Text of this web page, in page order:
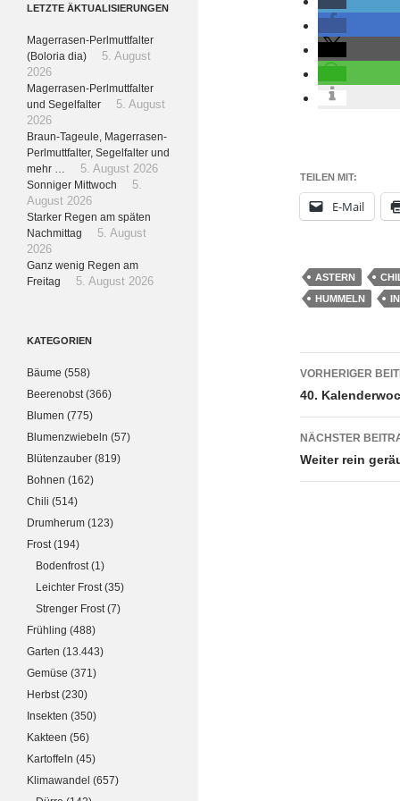
TEILEN MIT:
E-Mail
ASTERN
HUMMELN
VORHERIGER
40.
NÄCHSTER
Weiter rein
LETZTE ÄKTUALISIERUNGEN
Magerrasen-Perlmuttfalter
(Boloria dia)
5. August
2026
Magerrasen-Perlmuttfalter
und Segelfalter
5. August
2026
Braun-Tageule, Magerrasen-
Perlmuttfalter, Segelfalter und
mehr …
5. August 2026
Sonniger Mittwoch
5.
August 2026
Starker Regen am späten
Nachmittag
5. August
2026
Ganz wenig Regen am
Freitag
5. August 2026
KATEGORIEN
Bäume (558)
Beerenobst(366)
Blumen (775)
Blumenzwiebeln (57)
Blütenzauber (819)
Bohnen (162)
Chili (514)
Drumherum (123)
Frost(194)
Bodenfrost(1)
Leichter Frost(35)
Strenger Frost(7)
Frühling (488)
Garten (13.443)
Gemüse (371)
Herbst(230)
Insekten (350)
Kakteen (56)
Kartoffeln (45)
Klimawandel (657)